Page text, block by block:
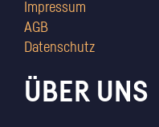
Impressum
AGB
Datenschutz
ÜBER UNS